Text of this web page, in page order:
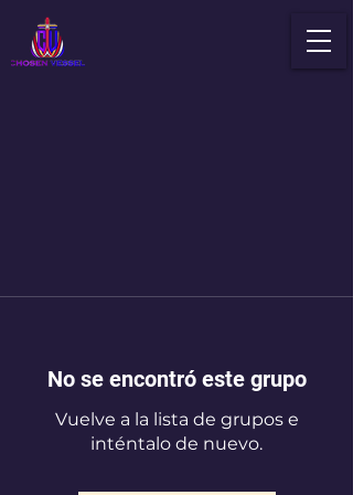
No se encontró este grupo
Vuelve a la lista de grupos e
inténtalo de nuevo.